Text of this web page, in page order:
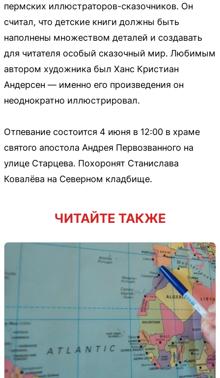
пермских иллюстраторов-сказочников. Он
считал, что детские книги должны быть
наполнены множеством деталей и создавать
для читателя особый сказочный мир. Любимым
автором художника был Ханс Кристиан
Андерсен — именно его произведения он
неоднократно иллюстрировал.
Отпевание состоится 4 июня в 12:00 в храме
святого апостола Андрея Первозванного на
улице Старцева. Похоронят Станислава
Ковалёва на Северном кладбище.
ЧИТАЙТЕ ТАКЖЕ